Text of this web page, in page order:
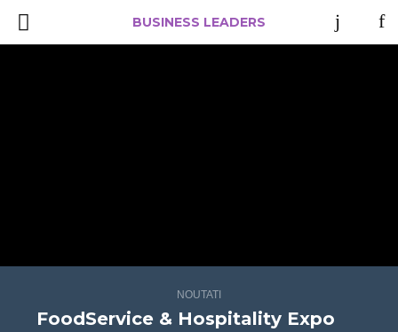
BUSINESS LEADERS
NOUTATI
FoodService & Hospitality Expo